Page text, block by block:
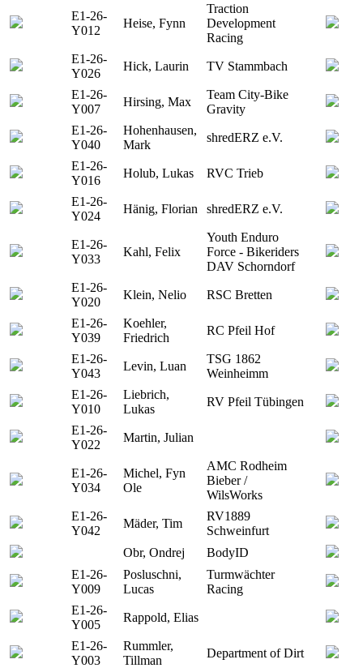
E1-26-
Y012
Heise, Fynn
Traction
Development
Racing
E1-26-
Y026
Hick, Laurin TV Stammbach
E1-26-
Y007
Hirsing, Max
Team City-Bike
Gravity
E1-26-
Y040
Hohenhausen,
Mark
shredERZ e.V.
E1-26-
Y016
Holub, Lukas RVC Trieb
E1-26-
Y024
Hänig, Florian shredERZ e.V.
E1-26-
Y033
Kahl, Felix
Youth Enduro
Force - Bikeriders
DAV Schorndorf
E1-26-
Y020
Klein, Nelio RSC Bretten
E1-26-
Y039
Koehler,
Friedrich
RC Pfeil Hof
E1-26-
Y043
Levin, Luan
TSG 1862
Weinheimm
E1-26-
Y010
Liebrich,
Lukas
RV Pfeil Tübingen
E1-26-
Y022
Martin, Julian
E1-26-
Y034
Michel, Fyn
Ole
AMC Rodheim
Bieber /
WilsWorks
E1-26-
Y042
Mäder, Tim
RV1889
Schweinfurt
Obr, Ondrej
BodyID
E1-26-
Y009
Posluschni,
Lucas
Turmwächter
Racing
E1-26-
Y005
Rappold, Elias
E1-26-
Y003
Rummler,
Tillman
Department of Dirt